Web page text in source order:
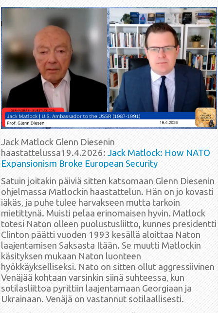
Jack Matlock Glenn Diesenin
haastattelussa19.4.2026: Jack Matlock: How NATO
Expansionism Broke European Security
Satuin joitakin päiviä sitten katsomaan Glenn Diesenin
ohjelmassa Matlockin haastattelun. Hän on jo kovasti
iäkäs, ja puhe tulee harvakseen mutta tarkoin
mietittynä. Muisti pelaa erinomaisen hyvin. Matlock
totesi Naton olleen puolustusliitto, kunnes presidentti
Clinton päätti vuoden 1993 kesällä aloittaa Naton
laajentamisen Saksasta Itään. Se muutti Matlockin
käsityksen mukaan Naton luonteen
hyökkäykselliseksi. Nato on sitten ollut aggressiivinen
Venäjää kohtaan varsinkin siinä suhteessa, kun
sotilasliittoa pyrittiin laajentamaan Georgiaan ja
Ukrainaan. Venäjä on vastannut sotilaallisesti.